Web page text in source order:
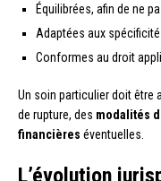
Équilibrées, afin de ne
Adaptées aux
Conformes au droit
Un soin particulier doit être
de rupture, des modalités
financières éventuelles.
L’évolution